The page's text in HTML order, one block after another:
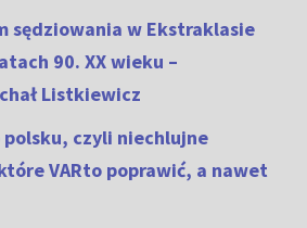
sędziowania w Ekstraklasie
90. XX wieku –
Listkiewicz
czyli niechlujne
VARto poprawić, a nawet